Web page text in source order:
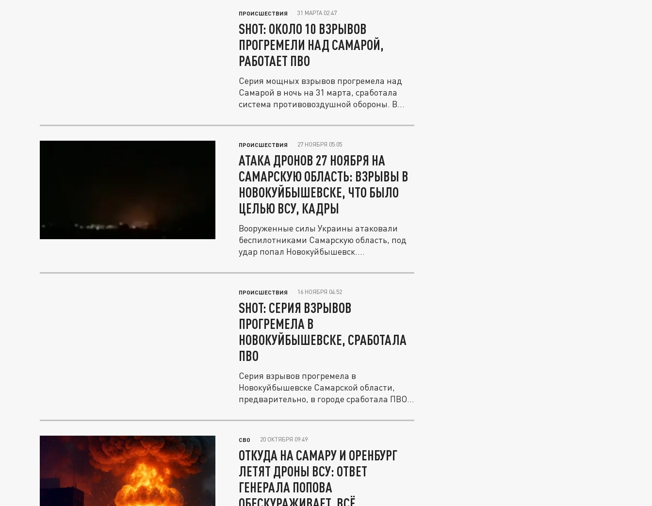
ПРОИСШЕСТВИЯ 31 МАРТА 02:47
SHOT: ОКОЛО 10 ВЗРЫВОВ
ПРОГРЕМЕЛИ НАД САМАРОЙ,
РАБОТАЕТ ПВО
Серия мощных взрывов прогремела над
Самарой в ночь на 31 марта, сработала
система противовоздушной обороны. В...
ПРОИСШЕСТВИЯ 27 НОЯБРЯ 05:05
АТАКА ДРОНОВ 27 НОЯБРЯ НА
САМАРСКУЮ ОБЛАСТЬ: ВЗРЫВЫ В
НОВОКУЙБЫШЕВСКЕ, ЧТО БЫЛО
ЦЕЛЬЮ ВСУ, КАДРЫ
Вооруженные силы Украины атаковали
беспилотниками Самарскую область, под
удар попал Новокуйбышевск....
ПРОИСШЕСТВИЯ 16 НОЯБРЯ 04:52
SHOT: СЕРИЯ ВЗРЫВОВ
ПРОГРЕМЕЛА В
НОВОКУЙБЫШЕВСКЕ, СРАБОТАЛА
ПВО
Серия взрывов прогремела в
Новокуйбышевске Самарской области,
предварительно, в городе сработала ПВО
СВО 20 ОКТЯБРЯ 09:49
ОТКУДА НА САМАРУ И ОРЕНБУРГ
ЛЕТЯТ ДРОНЫ ВСУ: ОТВЕТ
ГЕНЕРАЛА ПОПОВА